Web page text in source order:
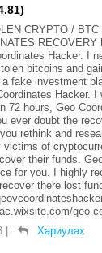
CRYPTO /
RECOVERY
Hacker. I
bitcoins and
fake investment
Hacker.
72 hours, Geo
ever doubt the
rethink and
victims of
their funds.
for you. I highly
there lost
geo-
Хариулах